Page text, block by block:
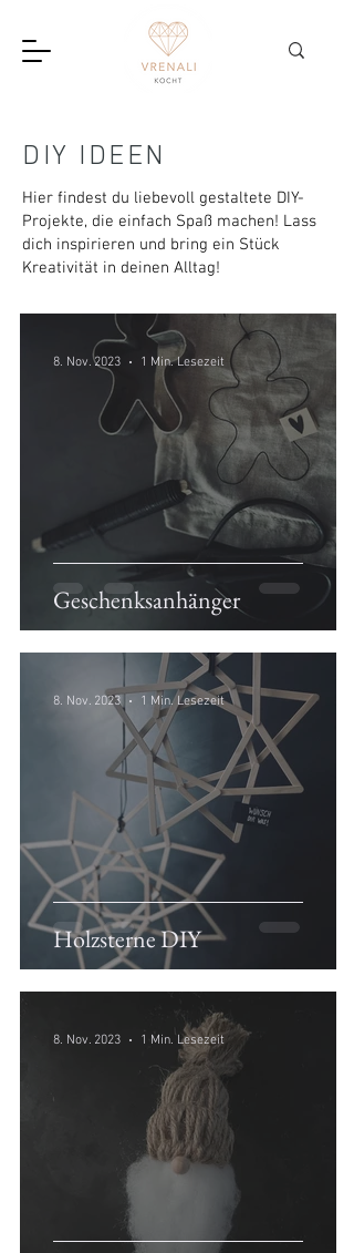
DIY IDEEN
Hier findest du liebevoll gestaltete DIY-
Projekte, die einfach Spaß machen! Lass
dich inspirieren und bring ein Stück
Kreativität in deinen Alltag!
Geschenksanhänger
8. Nov. 2023 1 Min. Lesezeit
Holzsterne DIY
8. Nov. 2023 1 Min. Lesezeit
8. Nov. 2023 1 Min. Lesezeit